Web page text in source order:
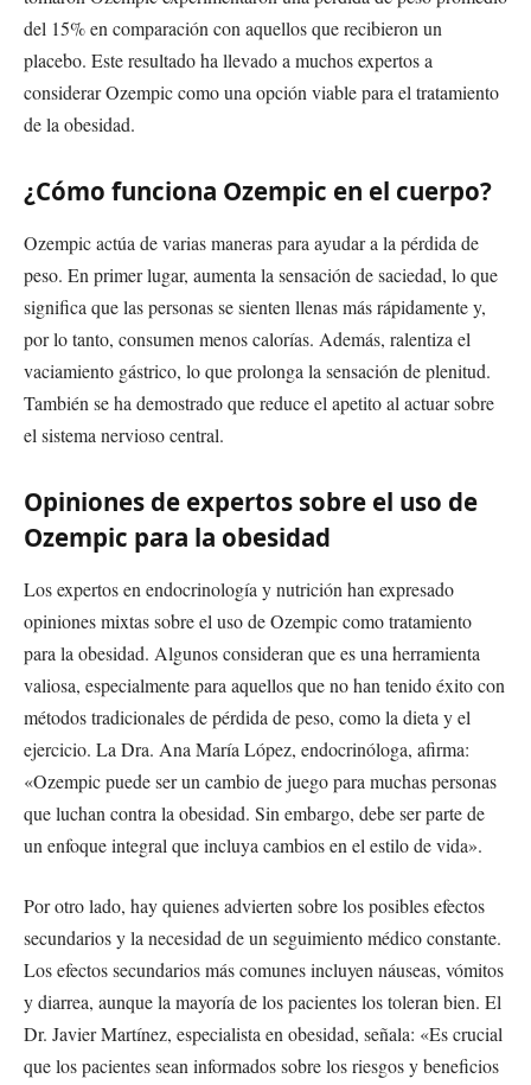
del 15% en comparación con aquellos que recibieron un
placebo. Este resultado ha llevado a muchos expertos a
considerar Ozempic como una opción viable para el tratamiento
de la obesidad.
¿Cómo funciona Ozempic en el cuerpo?
Ozempic actúa de varias maneras para ayudar a la pérdida de
peso. En primer lugar, aumenta la sensación de saciedad, lo que
significa que las personas se sienten llenas más rápidamente y,
por lo tanto, consumen menos calorías. Además, ralentiza el
vaciamiento gástrico, lo que prolonga la sensación de plenitud.
También se ha demostrado que reduce el apetito al actuar sobre
el sistema nervioso central.
Opiniones de expertos sobre el uso de
Ozempic para la obesidad
Los expertos en endocrinología y nutrición han expresado
opiniones mixtas sobre el uso de Ozempic como tratamiento
para la obesidad. Algunos consideran que es una herramienta
valiosa, especialmente para aquellos que no han tenido éxito con
métodos tradicionales de pérdida de peso, como la dieta y el
ejercicio. La Dra. Ana María López, endocrinóloga, afirma:
«Ozempic puede ser un cambio de juego para muchas personas
que luchan contra la obesidad. Sin embargo, debe ser parte de
un enfoque integral que incluya cambios en el estilo de vida».
Por otro lado, hay quienes advierten sobre los posibles efectos
secundarios y la necesidad de un seguimiento médico constante.
Los efectos secundarios más comunes incluyen náuseas, vómitos
y diarrea, aunque la mayoría de los pacientes los toleran bien. El
Dr. Javier Martínez, especialista en obesidad, señala: «Es crucial
que los pacientes sean informados sobre los riesgos y beneficios